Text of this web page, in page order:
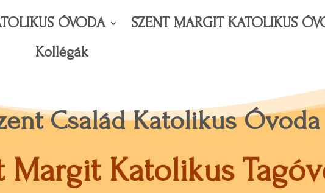
ÓVODA
SZENT MARGIT KATOLIKUS
Kollégák
Család Katolikus Óvoda
Margit Katolikus